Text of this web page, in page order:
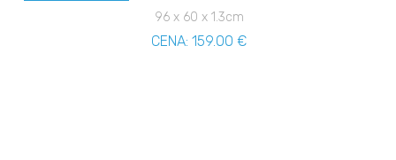
96 x 60 x 1.3cm
CENA: 159.00 €